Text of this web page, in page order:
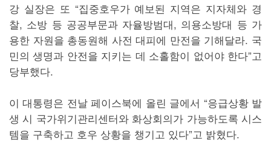
강 실장은 또 “집중호우가 예보된 지역은 지자체와 경
찰, 소방 등 공공부문과 자율방범대, 의용소방대 등 가
용한 자원을 총동원해 사전 대피에 만전을 기해달라. 국
민의 생명과 안전을 지키는 데 소홀함이 없어야 한다”고
당부했다.
이 대통령은 전날 페이스북에 올린 글에서 “응급상황 발
생 시 국가위기관리센터와 화상회의가 가능하도록 시스
템을 구축하고 호우 상황을 챙기고 있다”고 밝혔다.